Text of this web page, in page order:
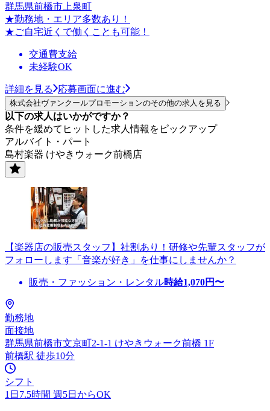
群馬県前橋市上泉町
★勤務地・エリア多数あり！
★ご自宅近くで働くことも可能！
交通費支給
未経験OK
詳細を見る 応募画面に進む
株式会社ヴァンクールプロモーションのその他の求人を見る
以下の求人はいかがですか？
条件を緩めてヒットした求人情報をピックアップ
アルバイト・パート
島村楽器 けやきウォーク前橋店
【楽器店の販売スタッフ】社割あり！研修や先輩スタッフが
フォローします「音楽が好き」を仕事にしませんか？
販売・ファッション・レンタル時給1,070円〜
勤務地
面接地
群馬県前橋市文京町2-1-1 けやきウォーク前橋 1F
前橋駅 徒歩10分
シフト
1日7.5時間 週5日からOK